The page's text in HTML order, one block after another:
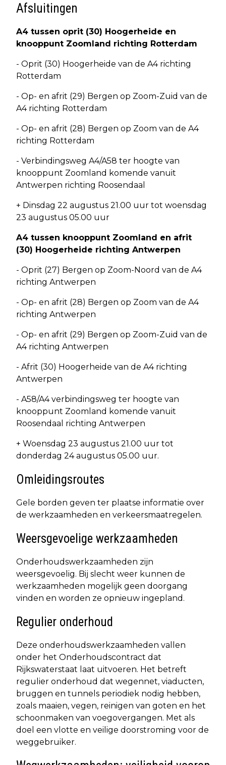
Afsluitingen
A4 tussen oprit (30) Hoogerheide en
knooppunt Zoomland richting Rotterdam
- Oprit (30) Hoogerheide van de A4 richting
Rotterdam
- Op- en afrit (29) Bergen op Zoom-Zuid van de
A4 richting Rotterdam
- Op- en afrit (28) Bergen op Zoom van de A4
richting Rotterdam
- Verbindingsweg A4/A58 ter hoogte van
knooppunt Zoomland komende vanuit
Antwerpen richting Roosendaal
+ Dinsdag 22 augustus 21.00 uur tot woensdag
23 augustus 05.00 uur
A4 tussen knooppunt Zoomland en afrit
(30) Hoogerheide richting Antwerpen
- Oprit (27) Bergen op Zoom-Noord van de A4
richting Antwerpen
- Op- en afrit (28) Bergen op Zoom van de A4
richting Antwerpen
- Op- en afrit (29) Bergen op Zoom-Zuid van de
A4 richting Antwerpen
- Afrit (30) Hoogerheide van de A4 richting
Antwerpen
- A58/A4 verbindingsweg ter hoogte van
knooppunt Zoomland komende vanuit
Roosendaal richting Antwerpen
+ Woensdag 23 augustus 21.00 uur tot
donderdag 24 augustus 05.00 uur.
Omleidingsroutes
Gele borden geven ter plaatse informatie over
de werkzaamheden en verkeersmaatregelen.
Weersgevoelige werkzaamheden
Onderhoudswerkzaamheden zijn
weersgevoelig. Bij slecht weer kunnen de
werkzaamheden mogelijk geen doorgang
vinden en worden ze opnieuw ingepland.
Regulier onderhoud
Deze onderhoudswerkzaamheden vallen
onder het Onderhoudscontract dat
Rijkswaterstaat laat uitvoeren. Het betreft
regulier onderhoud dat wegennet, viaducten,
bruggen en tunnels periodiek nodig hebben,
zoals maaien, vegen, reinigen van goten en het
schoonmaken van voegovergangen. Met als
doel een vlotte en veilige doorstroming voor de
weggebruiker.